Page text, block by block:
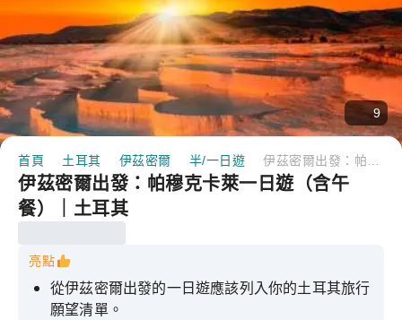
9
首頁 土耳其 伊茲密爾 半/一日遊
伊茲密爾出發：帕穆克卡萊一日遊（含午
餐）｜土耳其
亮點
從伊茲密爾出發的一日遊應該列入你的土耳其旅行
願望清單。